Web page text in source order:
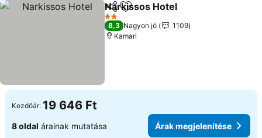
Megosztás
Hozzáadás a kedvencekhez
Narkissos Hotel
2 Kategória
8,3 Nagyon jó
1109
Kamari
Kezdőár: 19 646 Ft
8 oldal árainak mutatása Árak megjelenítése